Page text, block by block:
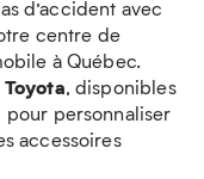
d’accident avec
centre de
à Québec.
, disponibles
personnaliser
accessoires